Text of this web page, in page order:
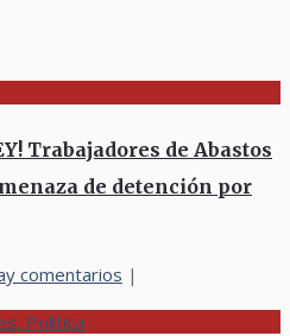
Trabajadores de Abastos
de detención por
comentarios |
Política